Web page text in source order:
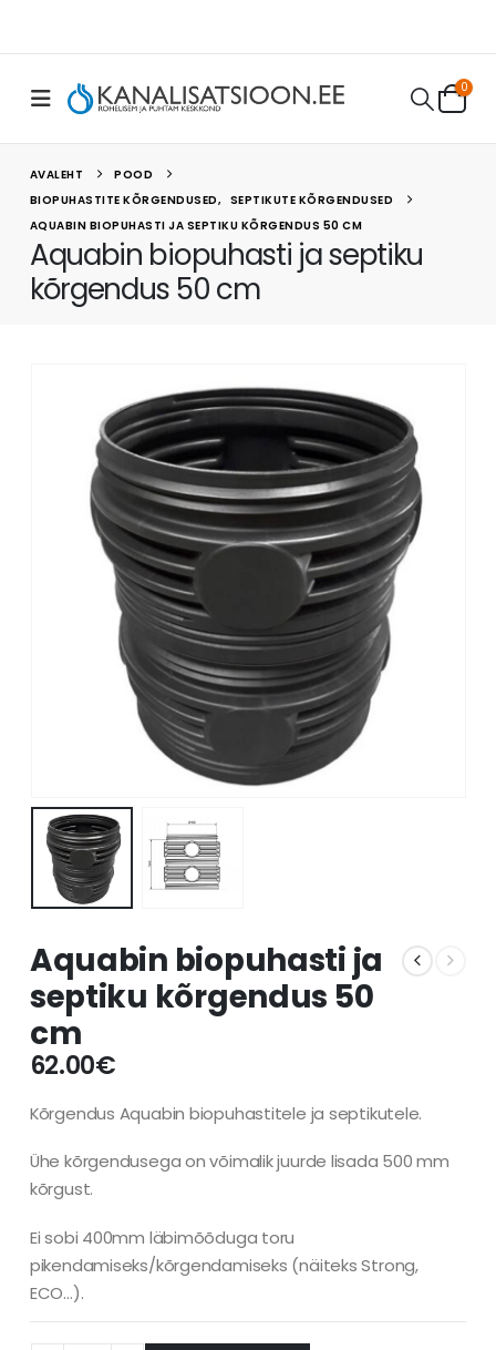
0
AVALEHT
POOD
BIOPUHASTITE KÕRGENDUSED, SEPTIKUTE KÕRGENDUSED
AQUABIN BIOPUHASTI JA SEPTIKU KÕRGENDUS 50 CM
Aquabin biopuhasti ja septiku
kõrgendus 50 cm
Aquabin biopuhasti ja
septiku kõrgendus 50
cm
62.00€
Kõrgendus Aquabin biopuhastitele ja septikutele.
Ühe kõrgendusega on võimalik juurde lisada 500 mm
kõrgust.
Ei sobi 400mm läbimõõduga toru
pikendamiseks/kõrgendamiseks (näiteks Strong,
ECO…).